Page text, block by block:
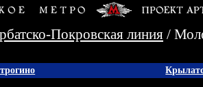
Покровская линия /